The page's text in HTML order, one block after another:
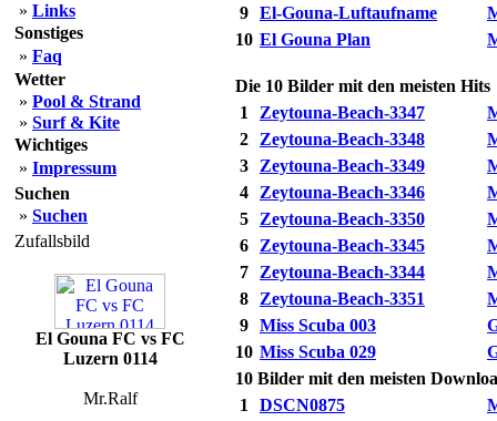
» Links
Sonstiges
» Faq
Wetter
» Pool & Strand
» Surf & Kite
Wichtiges
» Impressum
Suchen
» Suchen
Zufallsbild
El Gouna FC vs FC
Luzern 0114
Mr.Ralf
9 El-Gouna-Luftaufname
10 El Gouna Plan
Die 10 Bilder mit den meisten Hits
1
Zeytouna-Beach-3347
2
Zeytouna-Beach-3348
3
Zeytouna-Beach-3349
4
Zeytouna-Beach-3346
5
Zeytouna-Beach-3350
6
Zeytouna-Beach-3345
7
Zeytouna-Beach-3344
8
Zeytouna-Beach-3351
9 Miss Scuba 003
10 Miss Scuba 029
10 Bilder mit den meisten
1
DSCN0875